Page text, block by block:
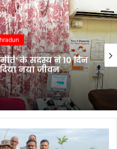
के जुलूस के दृष्टिगत
रहेगा डायवर्जन